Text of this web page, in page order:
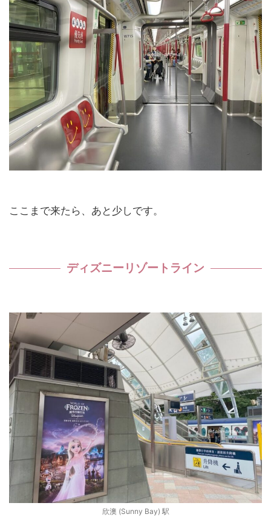
ここまで来たら、あと少しです。
ディズニーリゾートライン
欣澳 (Sunny Bay) 駅